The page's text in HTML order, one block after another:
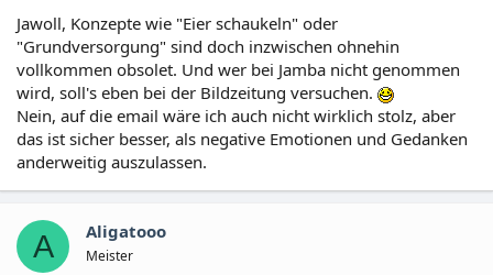
Jawoll, Konzepte wie "Eier schaukeln" oder
"Grundversorgung" sind doch inzwischen ohnehin
vollkommen obsolet. Und wer bei Jamba nicht genommen
wird, soll's eben bei der Bildzeitung versuchen.
Nein, auf die email wäre ich auch nicht wirklich stolz, aber
das ist sicher besser, als negative Emotionen und Gedanken
anderweitig auszulassen.
A Aligatooo
Meister